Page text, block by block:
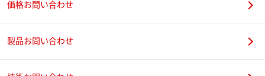
価格お問い合わせ
製品お問い合わせ